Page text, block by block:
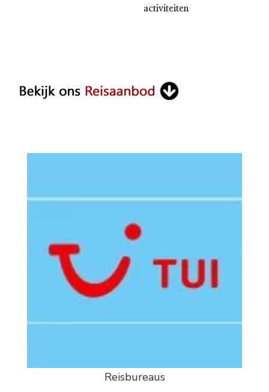
activiteiten
Reisbureaus